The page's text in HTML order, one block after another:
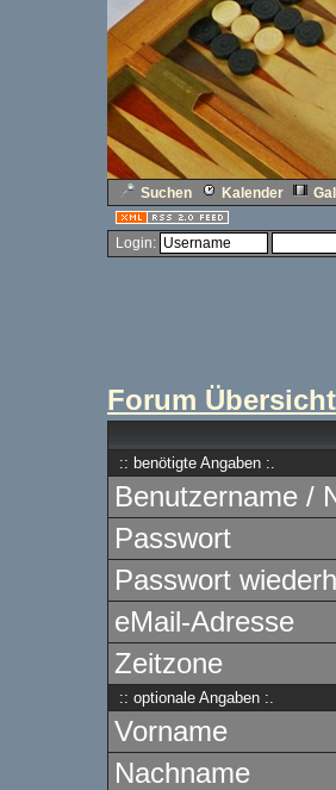
Suchen Kalender
Login:
Forum Übersicht
:: benötigte Angaben :.
Benutzername /
Passwort
Passwort
eMail-Adresse
Zeitzone
:: optionale Angaben :.
Vorname
Nachname